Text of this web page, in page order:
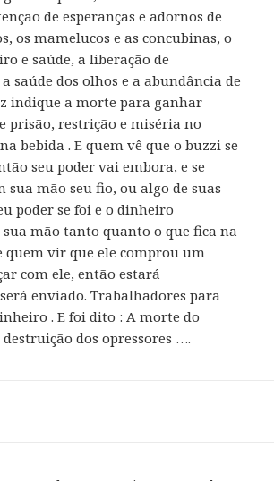
de esperanças e adornos de
os mamelucos e as concubinas, o
e saúde, a liberação de
saúde dos olhos e a abundância de
indique a morte para ganhar
prisão, restrição e miséria no
bebida . E quem vê que o buzzi se
seu poder vai embora, e se
sua mão seu fio, ou algo de suas
poder se foi e o dinheiro
sua mão tanto quanto o que fica na
quem vir que ele comprou um
com ele, então estará
enviado. Trabalhadores para
. E foi dito : A morte do
dos opressores ….